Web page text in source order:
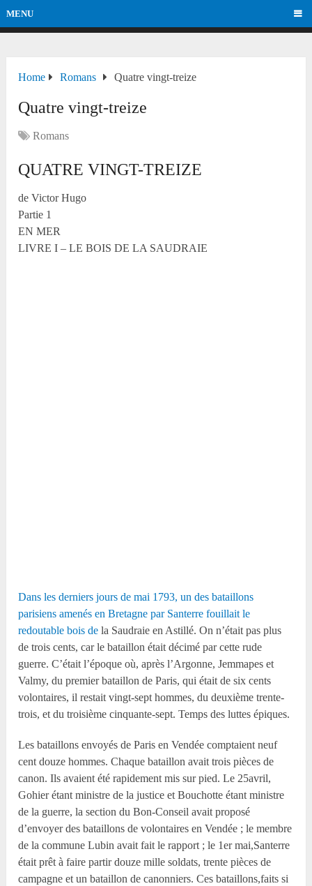
MENU
Home Romans Quatre vingt-treize
Quatre vingt-treize
Romans
QUATRE VINGT-TREIZE
de Victor Hugo
Partie 1
EN MER
LIVRE I – LE BOIS DE LA SAUDRAIE
Dans les derniers jours de mai 1793, un des bataillons
parisiens amenés en Bretagne par Santerre fouillait le
redoutable bois de la Saudraie en Astillé. On n’était pas plus
de trois cents, car le bataillon était décimé par cette rude
guerre. C’était l’époque où, après l’Argonne, Jemmapes et
Valmy, du premier bataillon de Paris, qui était de six cents
volontaires, il restait vingt-sept hommes, du deuxième trente-
trois, et du troisième cinquante-sept. Temps des luttes épiques.
Les bataillons envoyés de Paris en Vendée comptaient neuf
cent douze hommes. Chaque bataillon avait trois pièces de
canon. Ils avaient été rapidement mis sur pied. Le 25avril,
Gohier étant ministre de la justice et Bouchotte étant ministre
de la guerre, la section du Bon-Conseil avait proposé
d’envoyer des bataillons de volontaires en Vendée ; le membre
de la commune Lubin avait fait le rapport ; le 1er mai,Santerre
était prêt à faire partir douze mille soldats, trente pièces de
campagne et un bataillon de canonniers. Ces bataillons,faits si